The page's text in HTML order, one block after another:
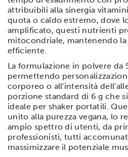
nostri partner che si occupano
pubblicità e social media, i quali
con altre informazioni che hai
raccolto dal tuo utilizzo dei loro
attribuibili alla sinergia
quota o caldo estremo, dove
amplificato, questi nutrienti
mitocondriale, mantenendo
efficiente.
La formulazione in polvere da
permettendo
corporeo o all'intensità
porzione standard di 6 g che
ideale per shaker portatili.
unito alla purezza vegana, lo
ampio spettro di utenti, da
professionisti, tutti
massimizzare il potenziale